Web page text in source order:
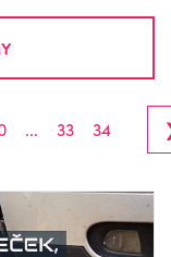
... 33 34